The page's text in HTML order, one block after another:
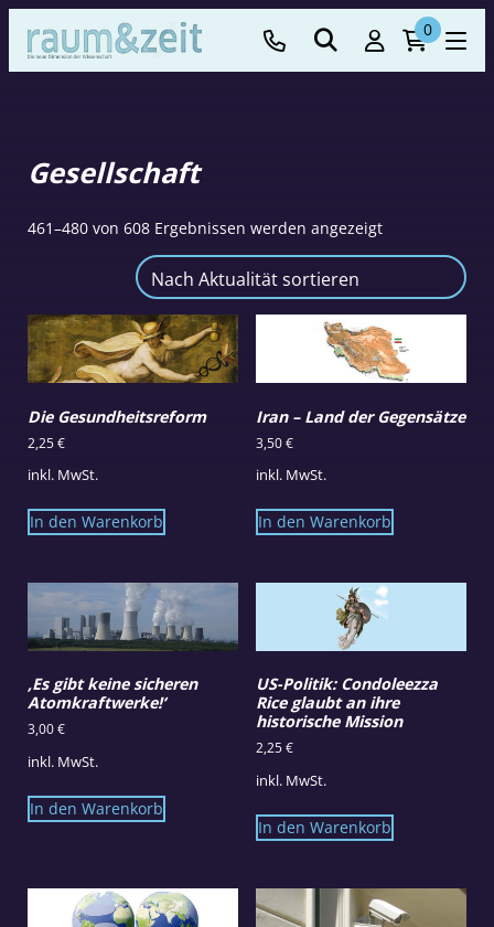
0
Gesellschaft
461–480 von 608 Ergebnissen werden angezeigtNach
Die Gesundheitsreform
2,25€
inkl. MwSt.
In den Warenkorb
Iran – Land der Gegensätze
3,50€
inkl. MwSt.
In den Warenkorb
‚Es gibt keine sicheren
Atomkraftwerke!‘
3,00€
inkl. MwSt.
In den Warenkorb
US-Politik: Condoleezza
Rice glaubt an ihre
historische Mission
2,25€
inkl. MwSt.
In den Warenkorb